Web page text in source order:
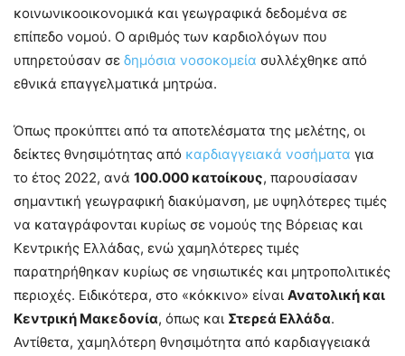
κοινωνικοοικονομικά και γεωγραφικά δεδομένα σε
επίπεδο νομού. Ο αριθμός των καρδιολόγων που
υπηρετούσαν σε δημόσια νοσοκομεία συλλέχθηκε από
εθνικά επαγγελματικά μητρώα.
Όπως προκύπτει από τα αποτελέσματα της μελέτης, οι
δείκτες θνησιμότητας από καρδιαγγειακά νοσήματα για
το έτος 2022, ανά 100.000 κατοίκους, παρουσίασαν
σημαντική γεωγραφική διακύμανση, με υψηλότερες τιμές
να καταγράφονται κυρίως σε νομούς της Βόρειας και
Κεντρικής Ελλάδας, ενώ χαμηλότερες τιμές
παρατηρήθηκαν κυρίως σε νησιωτικές και μητροπολιτικές
περιοχές. Ειδικότερα, στο «κόκκινο» είναι Ανατολική και
Κεντρική Μακεδονία, όπως και Στερεά Ελλάδα.
Αντίθετα, χαμηλότερη θνησιμότητα από καρδιαγγειακά